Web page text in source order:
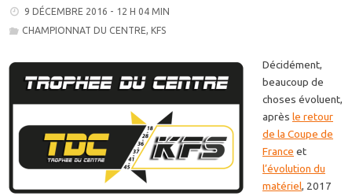
9 DÉCEMBRE 2016 - 12 H 04 MIN
CHAMPIONNAT DU CENTRE, KFS
Décidément,
beaucoup de
choses évoluent,
après le retour
de la Coupe de
France et
l’évolution du
matériel, 2017